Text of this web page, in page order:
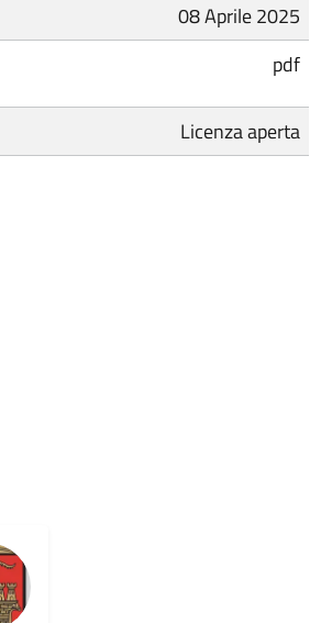
08 Aprile 2025
pdf
Licenza aperta